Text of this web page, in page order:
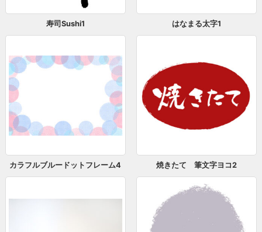
寿司Sushi1 はなまる太字1
カラフルブルードットフレーム4 焼きたて 筆文字ヨコ2